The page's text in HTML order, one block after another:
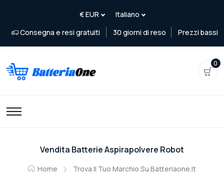
Consegna e resi gratuiti 30 giorni di reso Prezzi bassi
0
Vendita Batterie Aspirapolvere Robot
Home Trova Il Tuo Marchio Su Batteriaone.it